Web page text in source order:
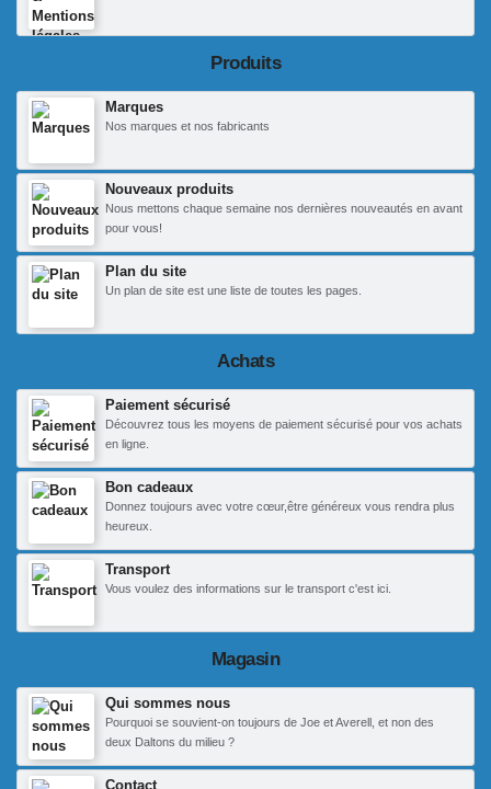
Produits
Marques
Nos marques et nos fabricants
Nouveaux produits
Nous mettons chaque semaine nos dernières nouveautés en avant
pour vous!
Plan du site
Un plan de site est une liste de toutes les pages.
Achats
Paiement sécurisé
Découvrez tous les moyens de paiement sécurisé pour vos achats
en ligne.
Bon cadeaux
Donnez toujours avec votre cœur,être généreux vous rendra plus
heureux.
Transport
Vous voulez des informations sur le transport c'est ici.
Magasin
Qui sommes nous
Pourquoi se souvient-on toujours de Joe et Averell, et non des
deux Daltons du milieu ?
Contact